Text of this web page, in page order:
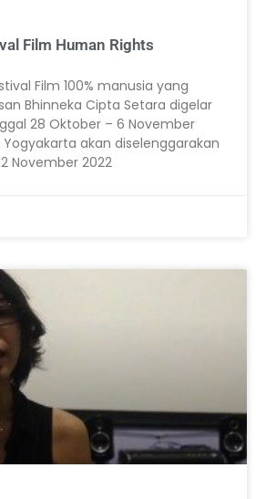
Film Human Rights
Film 100% manusia yang
Bhinneka Cipta Setara digelar
28 Oktober – 6 November
akan diselenggarakan
November 2022